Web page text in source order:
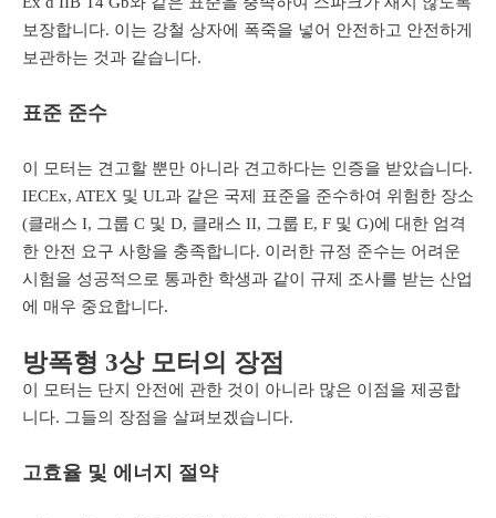
보장합니다. 이는 강철 상자에 폭죽을 넣어 안전하고 안전하게
보관하는 것과 같습니다.
표준 준수
이 모터는 견고할 뿐만 아니라 견고하다는 인증을 받았습니다.
IECEx, ATEX 및 UL과 같은 국제 표준을 준수하여 위험한 장소
(클래스 I, 그룹 C 및 D, 클래스 II, 그룹 E, F 및 G)에 대한 엄격
한 안전 요구 사항을 충족합니다. 이러한 규정 준수는 어려운
시험을 성공적으로 통과한 학생과 같이 규제 조사를 받는 산업
에 매우 중요합니다.
방폭형 3상 모터의 장점
이 모터는 단지 안전에 관한 것이 아니라 많은 이점을 제공합
니다. 그들의 장점을 살펴보겠습니다.
고효율 및 에너지 절약